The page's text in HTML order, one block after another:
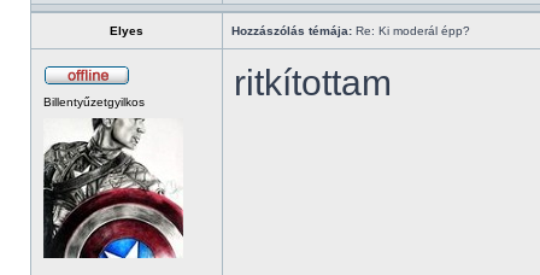
Elyes Hozzászólás témája: Re: Ki moderál épp?
Billentyűzetgyilkos ritkítottam